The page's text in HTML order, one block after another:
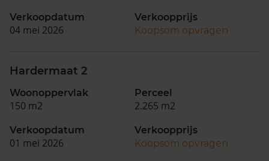
Verkoopdatum
04 mei 2026
Verkoopprijs
Koopsom opvragen
Hardermaat 2
Woonoppervlak
150 m2
Perceel
2.265 m2
Verkoopdatum
01 mei 2026
Verkoopprijs
Koopsom opvragen